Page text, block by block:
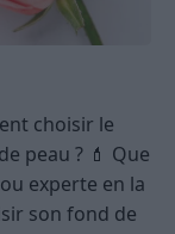
choisir le
peau ? 💄 Que
experte en la
son fond de